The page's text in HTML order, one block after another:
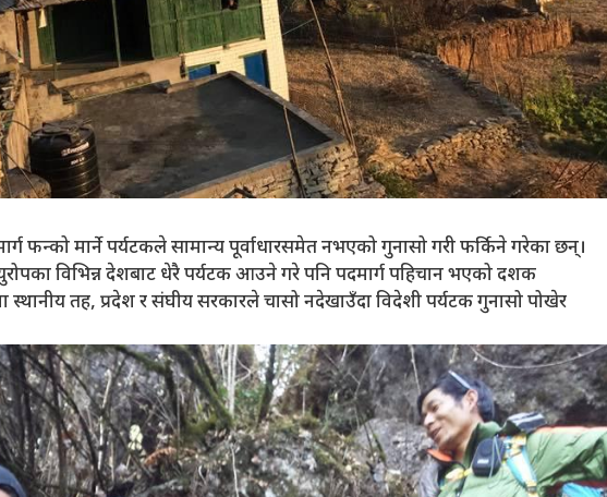
फन्को मार्ने पर्यटकले सामान्य पूर्वाधारसमेत नभएको गुनासो गरी फर्किने गरेका छन्।
विभिन्न देशबाट धेरै पर्यटक आउने गरे पनि पदमार्ग पहिचान भएको दशक
स्थानीय तह, प्रदेश र संघीय सरकारले चासो नदेखाउँदा विदेशी पर्यटक गुनासो पोखेर